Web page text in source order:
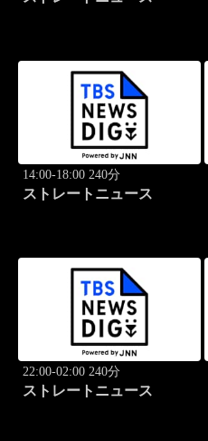
14:00-18:00 240分
ストレートニュース
22:00-02:00 240分
ストレートニュース